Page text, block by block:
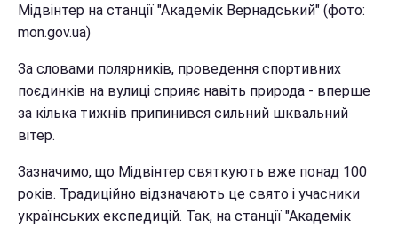
Мідвінтер на станції "Академік Вернадський" (фото:
mon.gov.ua)
За словами полярників, проведення спортивних
поєдинків на вулиці сприяє навіть природа - вперше
за кілька тижнів припинився сильний шквальний
вітер.
Зазначимо, що Мідвінтер святкують вже понад 100
років. Традиційно відзначають це свято і учасники
українських експедицій. Так, на станції "Академік